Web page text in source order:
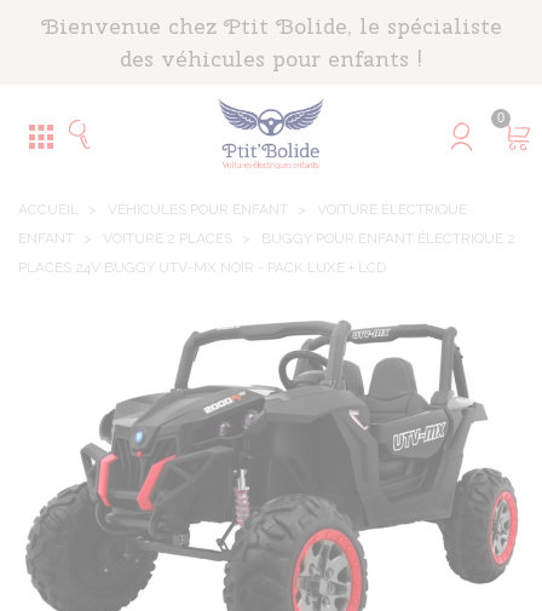
Bienvenue chez Ptit Bolide, le spécialiste
des véhicules pour enfants !
0
ACCUEIL > VÉHICULES POUR ENFANT >
VOITURE ÉLECTRIQUE
ENFANT
> VOITURE 2 PLACES >
BUGGY POUR ENFANT ÉLECTRIQUE 2
PLACES 24V BUGGY UTV-MX NOIR - PACK LUXE + LCD